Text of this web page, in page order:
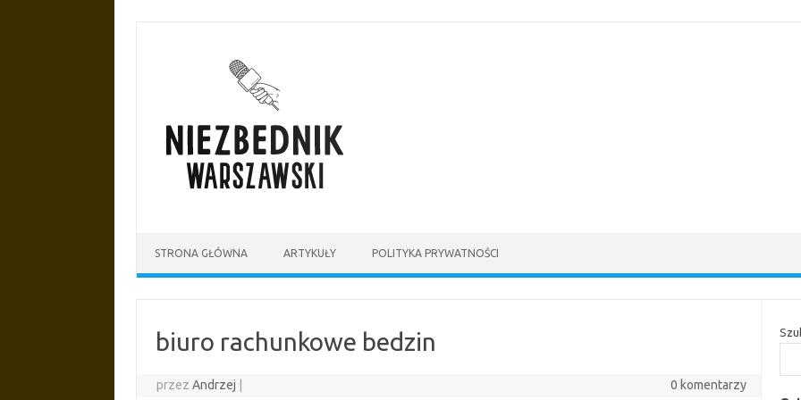
STRONA GŁÓWNA ARTYKUŁY POLITYKA PRYWATNOŚCI
biuro rachunkowe bedzin
przezAndrzej 0 komentarzy